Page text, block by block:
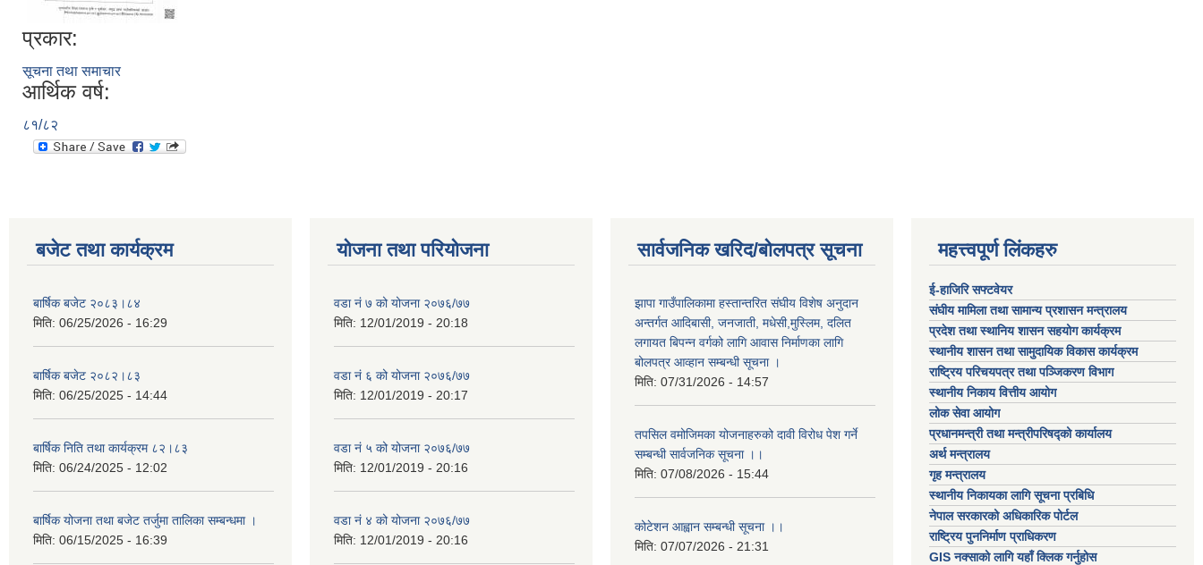
प्रकार:
सूचना तथा समाचार
आर्थिक वर्ष:
८१/८२
बजेट तथा कार्यक्रम
बार्षिक बजेट २०८३।८४
मिति: 06/25/2026 - 16:29
बार्षिक बजेट २०८२।८३
मिति: 06/25/2025 - 14:44
बार्षिक निति तथा कार्यक्रम ८२।८३
मिति: 06/24/2025 - 12:02
बार्षिक योजना तथा बजेट तर्जुमा तालिका सम्बन्धमा ।
मिति: 06/15/2025 - 16:39
योजना तथा परियोजना
वडा नं ७ को योजना २०७६/७७
मिति: 12/01/2019 - 20:18
वडा नं ६ को योजना २०७६/७७
मिति: 12/01/2019 - 20:17
वडा नं ५ को योजना २०७६/७७
मिति: 12/01/2019 - 20:16
वडा नं ४ को योजना २०७६/७७
मिति: 12/01/2019 - 20:16
सार्वजनिक खरिद/बोलपत्र सूचना
झापा गाउँपालिकामा हस्तान्तरित संघीय विशेष अनुदान
अन्तर्गत आदिबासी, जनजाती, मधेसी,मुस्लिम, दलित
लगायत बिपन्न वर्गको लागि आवास निर्माणका लागि
बोलपत्र आव्हान सम्बन्धी सूचना ।
मिति: 07/31/2026 - 14:57
तपसिल वमोजिमका योजनाहरुको दावी विरोध पेश गर्ने
सम्बन्धी सार्वजनिक सूचना ।।
मिति: 07/08/2026 - 15:44
कोटेशन आह्वान सम्बन्धी सूचना ।।
मिति: 07/07/2026 - 21:31
महत्त्वपूर्ण लिंकहरु
ई-हाजिरि सफ्टवेयर
संघीय मामिला तथा सामान्य प्रशासन मन्त्रालय
प्रदेश तथा स्थानिय शासन सहयोग कार्यक्रम
स्थानीय शासन तथा सामुदायिक विकास कार्यक्रम
राष्ट्रिय परिचयपत्र तथा पञ्जिकरण विभाग
स्थानीय निकाय वित्तीय आयोग
लोक सेवा आयोग
प्रधानमन्त्री तथा मन्त्रीपरिषद्को कार्यालय
अर्थ मन्त्रालय
गृह मन्त्रालय
स्थानीय निकायका लागि सूचना प्रबिधि
नेपाल सरकारको अधिकारिक पोर्टल
राष्ट्रिय पुननिर्माण प्राधिकरण
GIS नक्साको लागि यहाँ क्लिक गर्नुहोस